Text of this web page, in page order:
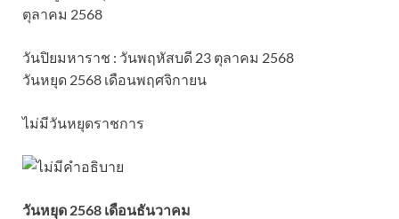
ตุลาคม 2568
วันปิยมหาราช : วันพฤหัสบดี 23 ตุลาคม 2568
วันหยุด 2568 เดือนพฤศจิกายน
ไม่มีวันหยุดราชการ
วันหยุด 2568 เดือนธันวาคม